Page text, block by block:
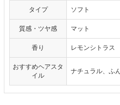
タイプ ソフト
質感・ツヤ感 マット
香り レモンシトラス
おすすめヘアスタ
イル
ナチュラル、ふ